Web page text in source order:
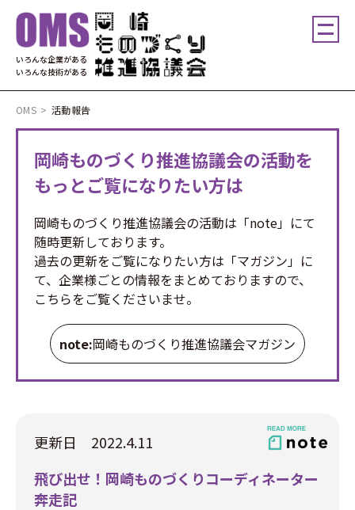
いろんな企業がある
いろんな技術がある
OMS > 活動報告
岡崎ものづくり推進協議会の活動を
もっとご覧になりたい方は
岡崎ものづくり推進協議会の活動は「note」にて
随時更新しております。
過去の更新をご覧になりたい方は「マガジン」に
て、企業様ごとの情報をまとめておりますので、
こちらをご覧くださいませ。
note:岡崎ものづくり推進協議会マガジン
更新日 2022.4.11
飛び出せ！岡崎ものづくりコーディネーター
奔走記